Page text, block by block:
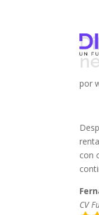
por
con
CV